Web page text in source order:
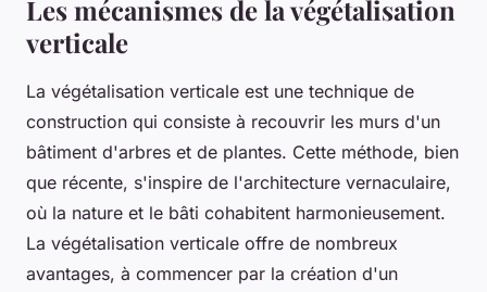
Les mécanismes de la végétalisation
verticale
La végétalisation verticale est une technique de
construction qui consiste à recouvrir les murs d'un
bâtiment d'arbres et de plantes. Cette méthode, bien
que récente, s'inspire de l'architecture vernaculaire,
où la nature et le bâti cohabitent harmonieusement.
La végétalisation verticale offre de nombreux
avantages, à commencer par la création d'un